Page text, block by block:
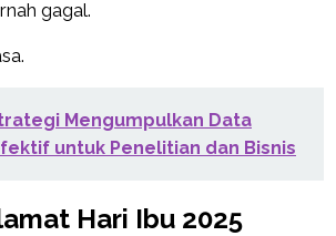
gagal.
Mengumpulkan Data
untuk Penelitian dan Bisnis
Hari Ibu 2025